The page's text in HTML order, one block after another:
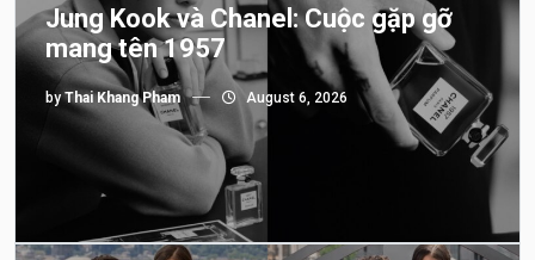
Jung Kook và Chanel: Cuộc gặp gỡ
mang tên 1957
byThai Khang Pham August 6, 2026